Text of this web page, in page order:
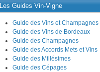
Les Guides Vin-Vigne
Guide des Vins et Champagnes
Guide des Vins de Bordeaux
Guide des Champagnes
Guide des Accords Mets et Vins
Guide des Millésimes
Guide des Cépages